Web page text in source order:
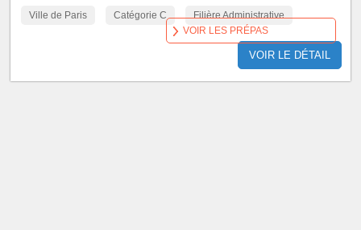
Ville de Paris Catégorie C Filière Administrative
VOIR LE DÉTAIL
VOIR LES PRÉPAS